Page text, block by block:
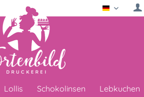
Deutsch
Lollis Schokolinsen Lebkuchen